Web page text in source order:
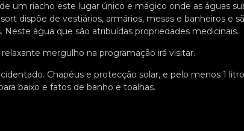
um riacho este lugar único e mágico onde as águas
dispõe de vestiários, armários, mesas e banheiros e
Neste água que são atribuídas propriedades medicinais.
mergulho na programação irá visitar.
Chapéus e protecção solar, e pelo menos 1
baixo e fatos de banho e toalhas.